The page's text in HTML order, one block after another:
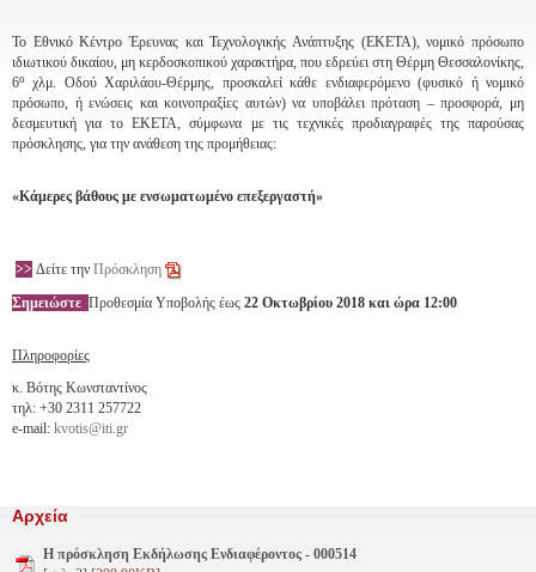
Το Εθνικό Κέντρο Έρευνας και Τεχνολογικής Ανάπτυξης (ΕΚΕΤΑ), νομικό πρόσωπο
ιδιωτικού δικαίου, μη κερδοσκοπικού χαρακτήρα, που εδρεύει στη Θέρμη Θεσσαλονίκης,
6ο χλμ. Οδού Χαριλάου-Θέρμης, προσκαλεί κάθε ενδιαφερόμενο (φυσικό ή νομικό
πρόσωπο, ή ενώσεις και κοινοπραξίες αυτών) να υποβάλει πρόταση – προσφορά, μη
δεσμευτική για το ΕΚΕΤΑ, σύμφωνα με τις τεχνικές προδιαγραφές της παρούσας
πρόσκλησης, για την ανάθεση της προμήθειας:
«Κάμερες βάθους με ενσωματωμένο επεξεργαστή»
>> Δείτε την Πρόσκληση
Σημειώστε Προθεσμία Υποβολής έως 22 Οκτωβρίου 2018 και ώρα 12:00
Πληροφορίες
κ. Βότης Κωνσταντίνος
τηλ: +30 2311 257722
e-mail: kvotis@iti.gr
Αρχεία
Η πρόσκληση Εκδήλωσης Ενδιαφέροντος - 000514